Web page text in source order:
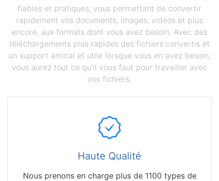
fiables et pratiques, vous permettant de convertir
rapidement vos documents, images, vidéos et plus
encore, aux formats dont vous avez besoin. Avec des
téléchargements plus rapides des fichiers convertis et
un support amical et utile lorsque vous en avez besoin,
vous aurez tout ce qu'il vous faut pour travailler avec
vos fichiers.
Haute Qualité
Nous prenons en charge plus de 1100 types de